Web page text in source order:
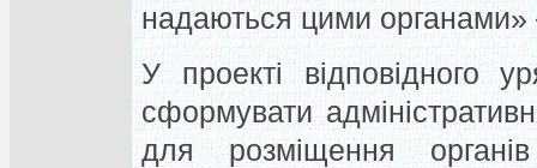
надаються цими органами»
У проекті відповідного
сформувати
для розміщення